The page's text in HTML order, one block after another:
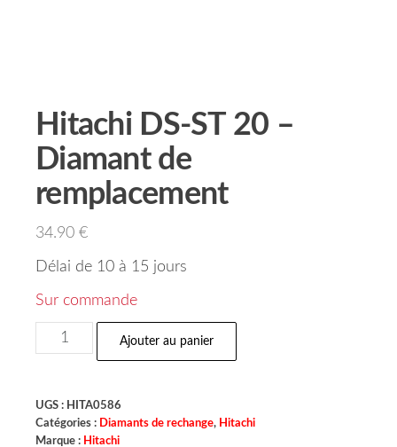
Hitachi DS-ST 20 –
Diamant de
remplacement
34.90 €
Délai de 10 à 15 jours
Sur commande
Ajouter au panier
UGS : HITA0586
Catégories : Diamants de rechange, Hitachi
Marque : Hitachi